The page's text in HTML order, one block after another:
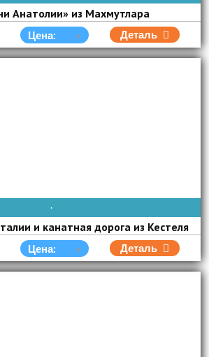
Анатолии» из Махмутлара
Цена: Деталь
AVAIBLE EVERY DAY
и канатная дорога из Кестеля
Цена: Деталь